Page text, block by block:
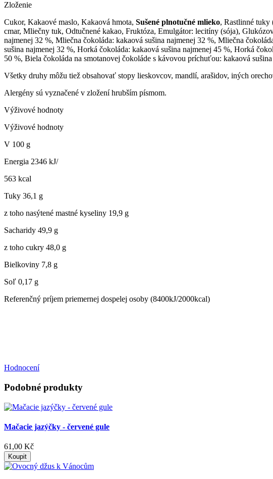
Zloženie
Cukor, Kakaové maslo, Kakaová hmota, Sušené plnotučné mlieko, Rastlinné tuky
cmar, Mliečny tuk, Odtučnené kakao, Fruktóza, Emulgátor: lecitíny (sója),
najmenej 32 %, Mliečna čokoláda: kakaová sušina najmenej 32 %, Mliečna
sušina najmenej 32 %, Horká čokoláda: kakaová sušina najmenej 45 %, Horká
50 %, Biela čokoláda na smotanovej čokoláde s kávovou príchuťou: kakaová
Všetky druhy môžu tiež obsahovať stopy lieskovcov, mandlí, arašidov, iných
Alergény sú vyznačené v zložení hrubším písmom.
Výživové hodnoty
Výživové hodnoty
V 100 g
Energia 2346 kJ/
563 kcal
Tuky 36,1 g
z toho nasýtené mastné kyseliny 19,9 g
Sacharidy 49,9 g
z toho cukry 48,0 g
Bielkoviny 7,8 g
Soľ 0,17 g
Referenčný príjem priemernej dospelej osoby (8400kJ/2000kcal)
Hodnocení
Podobné produkty
Mačacie jazýčky - červené gule
61,00 Kč
Koupit